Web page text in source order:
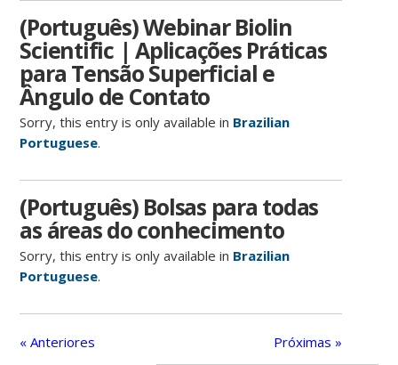
(Português) Webinar Biolin
Scientific | Aplicações Práticas
para Tensão Superficial e
Ângulo de Contato
Sorry, this entry is only available in Brazilian
Portuguese.
(Português) Bolsas para todas
as áreas do conhecimento
Sorry, this entry is only available in Brazilian
Portuguese.
« Anteriores Próximas »